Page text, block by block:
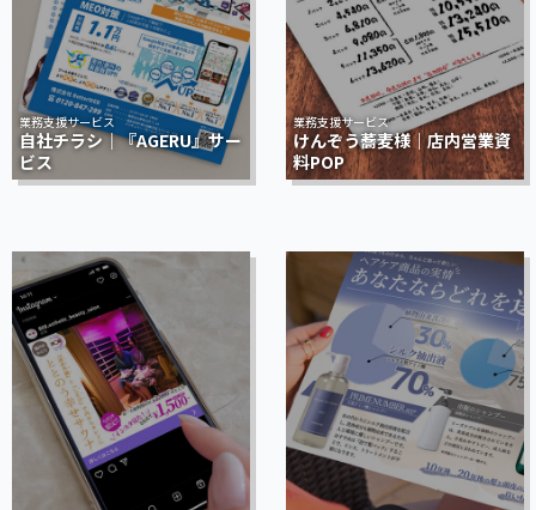
業務支援サービス
自社チラシ｜『AGERU』サー
ビス
業務支援サービス
けんぞう蕎麦様｜店内営業資
料POP